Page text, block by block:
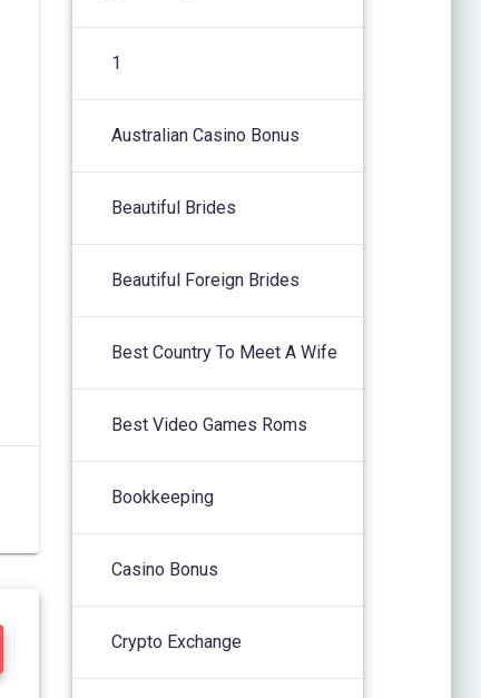
1
Australian Casino Bonus
Beautiful Brides
Beautiful Foreign Brides
Best Country To Meet A Wife
Best Video Games Roms
Bookkeeping
Casino Bonus
Crypto Exchange